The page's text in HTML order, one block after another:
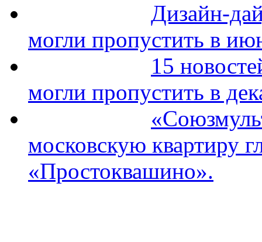
Дизайн-
могли пропустить в
15
могли пропустить в
московскую квартиру
«Простоквашино».